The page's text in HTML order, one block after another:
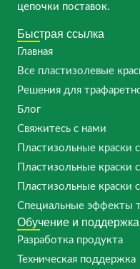
цепочки поставок.
Быстрая ссылка
Главная
Все пластизолевые
Решения для
Блог
Свяжитесь с нами
Пластизольные краски
Пластизольные краски
Пластизольные краски
Специальные эффекты
Обучение и поддержка
Разработка продукта
Техническая поддержка